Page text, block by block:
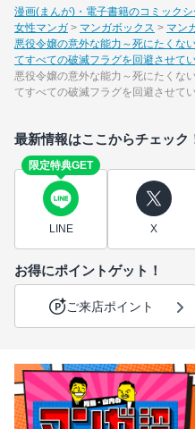
漫画(まんが)・電子書籍のコミック
女性マンガ
マンガボックス
マン
悪役令嬢の意外な能力～死にたくな
てすべての破滅フラグを回避させて
悪役令嬢の意外な能力～死にたくな
てすべての破滅フラグを回避させて
最新情報はここからチェック
限定特典GET
LINE X
お得にポイントゲット！
ご来店ポイント